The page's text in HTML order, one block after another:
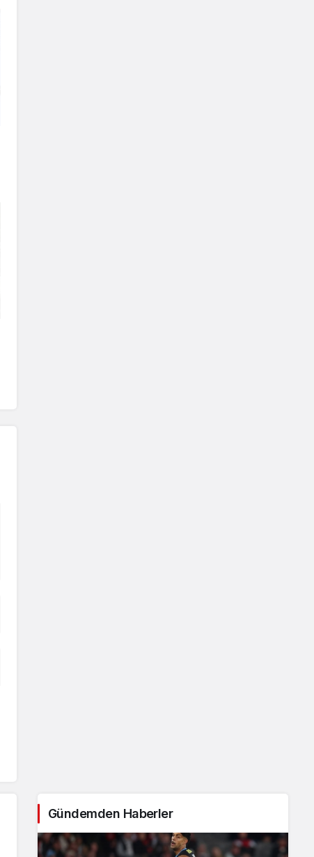
Gündemden Haberler